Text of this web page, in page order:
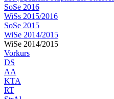
SoSe 2016
WiSs 2015/2016
SoSe 2015
WiSe 2014/2015
WiSe 2014/2015
Vorkurs
DS
AA
KTA
RT